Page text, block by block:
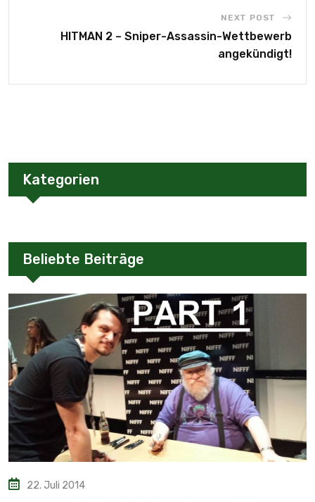
NEXT POST
HITMAN 2 – Sniper-Assassin-Wettbewerb
angekündigt!
Kategorien
Beliebte Beiträge
22. Juli 2014